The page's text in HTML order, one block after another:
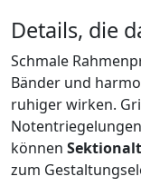
Details, die
Schmale
Bänder und
ruhiger wirken.
können
zum